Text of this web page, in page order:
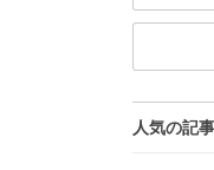
人気の記